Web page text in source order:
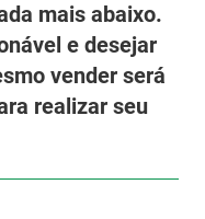
mais abaixo.
e desejar
vender será
realizar seu